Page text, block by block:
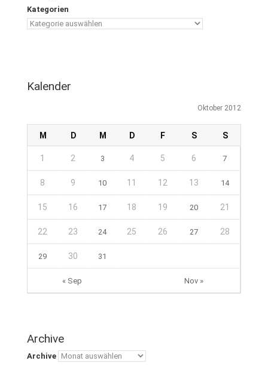
Kategorien
Kalender
Oktober 2012
M D M D F S S
« Sep Nov »
1 2 3 4 5 6 7
8 9 10 11 12 13 14
15 16 17 18 19 20 21
22 23 24 25 26 27 28
29 30 31
Archive
Archive